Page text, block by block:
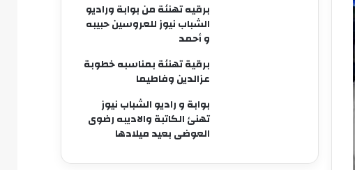
برقيه تهنئة من بوابة وراديو
الشباب نيوز للعروسين حبيبه
و أحمد
برقية تهنئة بمناسبه خطوبة
عزالدين وفاطيما
بوابة و راديو الشباب نيوز
تهنئ الكاتبة والاديبه رضوى
العوضى بعيد ميلادها